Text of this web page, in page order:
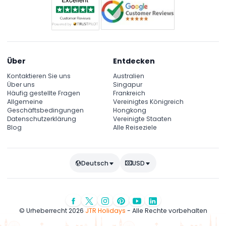
Über
Kontaktieren Sie uns
Über uns
Häufig gestellte Fragen
Allgemeine
Geschäftsbedingungen
Datenschutzerklärung
Blog
Entdecken
Australien
Singapur
Frankreich
Vereinigtes Königreich
Hongkong
Vereinigte Staaten
Alle Reiseziele
Deutsch USD
© Urheberrecht 2026 JTR Holidays - Alle Rechte vorbehalten